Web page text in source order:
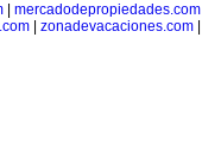
| mercadodepropiedades.com|
zonadevacaciones.com